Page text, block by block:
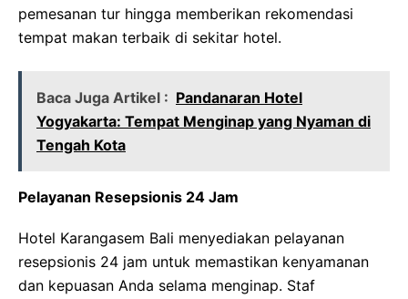
pemesanan tur hingga memberikan rekomendasi
tempat makan terbaik di sekitar hotel.
Baca Juga Artikel : Pandanaran Hotel
Yogyakarta: Tempat Menginap yang Nyaman di
Tengah Kota
Pelayanan Resepsionis 24 Jam
Hotel Karangasem Bali menyediakan pelayanan
resepsionis 24 jam untuk memastikan kenyamanan
dan kepuasan Anda selama menginap. Staf